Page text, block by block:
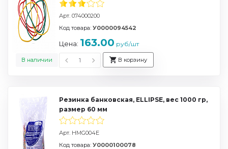
Арт. 074000200
В наличии
Код товара: У0000094542
Цена: 163.00 руб/шт
В корзину
Резинка банковская, ELLIPSE, вес 1000 гр,
размер 60 мм
Арт. HMG004E
Код товара: У0000100078